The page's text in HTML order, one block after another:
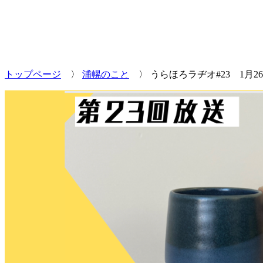
トップページ 〉 浦幌のこと 〉 うらほろラヂオ#23 1月